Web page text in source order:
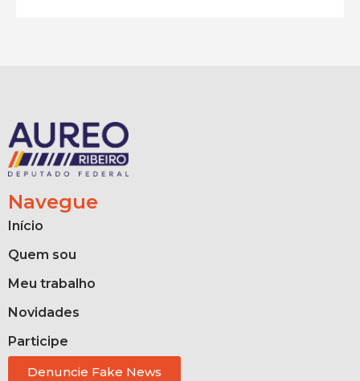
Navegue
Início
Quem sou
Meu trabalho
Novidades
Participe
Denuncie Fake News